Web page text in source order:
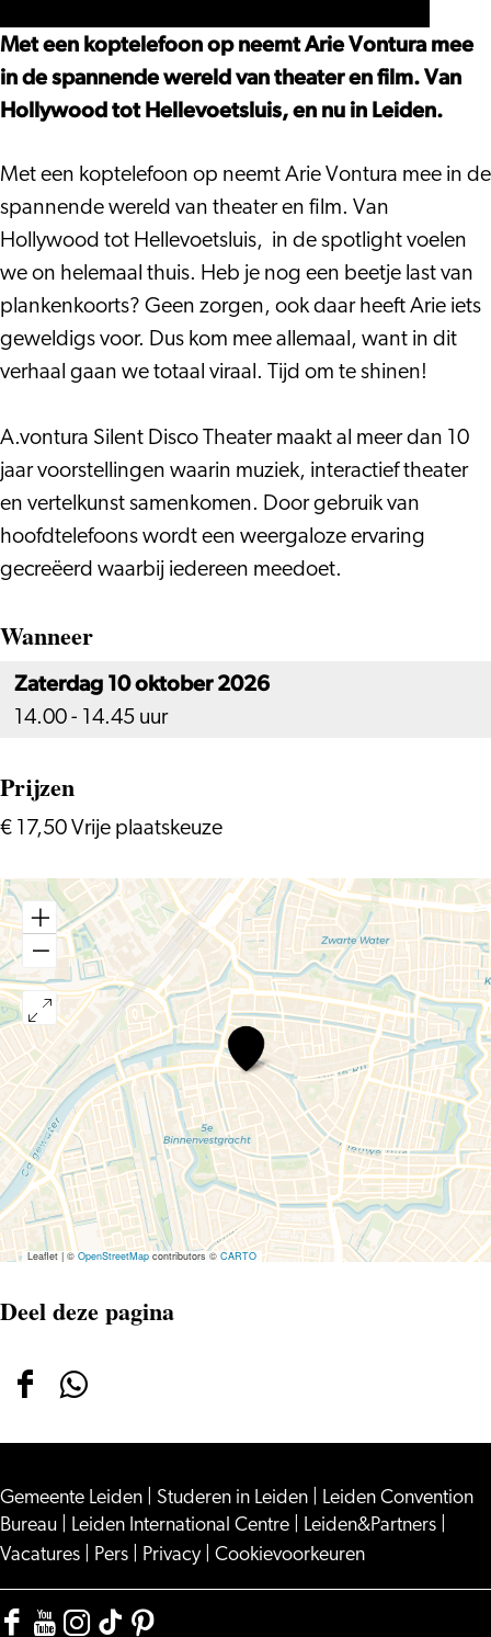
A.vontura
Silent
Disco
(5+)
–
A.vontura
Disco
Theater
Met een koptelefoon op neemt Arie Vontura mee
in de spannende wereld van theater en film. Van
Hollywood tot Hellevoetsluis, en nu in Leiden.
Met een koptelefoon op neemt Arie Vontura mee in de
spannende wereld van theater en film. Van
Hollywood tot Hellevoetsluis, in de spotlight voelen
we on helemaal thuis. Heb je nog een beetje last van
plankenkoorts? Geen zorgen, ook daar heeft Arie iets
geweldigs voor. Dus kom mee allemaal, want in dit
verhaal gaan we totaal viraal. Tijd om te shinen!
A.vontura Silent Disco Theater maakt al meer dan 10
jaar voorstellingen waarin muziek, interactief theater
en vertelkunst samenkomen. Door gebruik van
hoofdtelefoons wordt een weergaloze ervaring
gecreëerd waarbij iedereen meedoet.
Wanneer
Zaterdag 10 oktober 2026
14.00 - 14.45 uur
Prijzen
€ 17,50 Vrije plaatskeuze
Spot
aan!
(5+)
–
A.vontura
Silent
Disco
Theater
Leaflet|©OpenStreetMapcontributors ©CARTO
Deel deze pagina
Deel
op
Facebook
Deel
op
WhatsApp
Gemeente Leiden Studeren in Leiden
Leiden Convention
Bureau
Leiden International Centre Leiden&Partners
Vacatures
Pers Privacy Cookievoorkeuren